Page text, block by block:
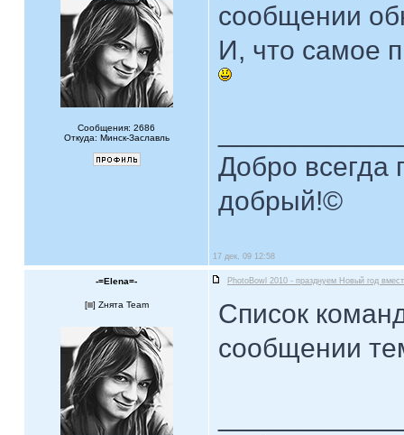
Сообщения: 2686
Откуда: Минск-Заславль
сообщении
И, что самое
Добро всегда
добрый!©
17 дек, 09 12:58
-=Elena=- PhotoBowl 2010 - празднуем Новый год
[ ] Zнята Team
Список
сообщении